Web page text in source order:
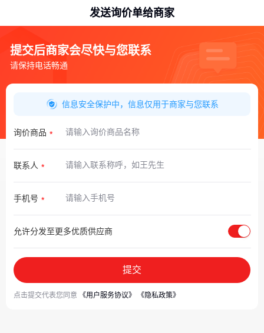
发送询价单给商家
提交后商家会尽快与您联系
请保持电话畅通
信息安全保护中，信息仅用于商家与您联系
询价商品
联系人
手机号
允许分发至更多优质供应商
提交
点击提交代表您同意 《用户服务协议》 《隐私政策》